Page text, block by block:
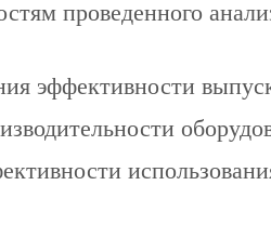
проведенного
эффективности